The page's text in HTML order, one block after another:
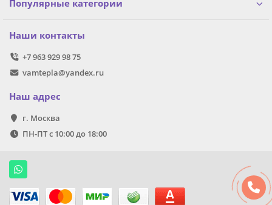
Популярные категории
Наши контакты
+7 963 929 98 75
vamtepla@yandex.ru
Наш адрес
г. Москва
ПН-ПТ с 10:00 до 18:00